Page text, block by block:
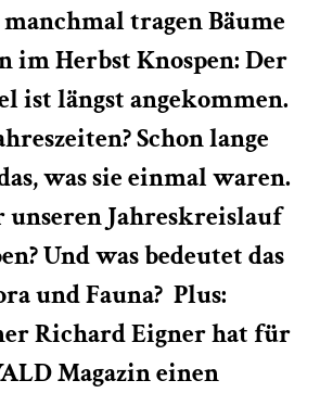
tragen Bäume
im Herbst Knospen: Der
ist längst angekommen.
Schon lange
was sie einmal waren.
unseren Jahreskreislauf
Und was bedeutet das
und Fauna? Plus:
Richard Eigner hat für
Magazin einen